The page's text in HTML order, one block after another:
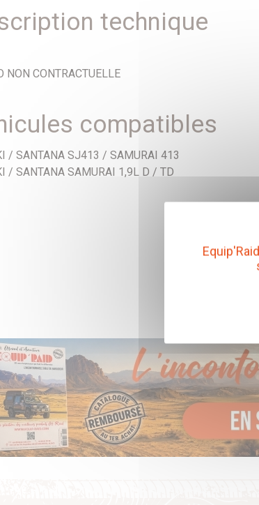
technique
NON CONTRACTUELLE
compatibles
/ SANTANA SJ413 / SAMURAI 413
/ SANTANA SAMURAI 1,9L D / TD